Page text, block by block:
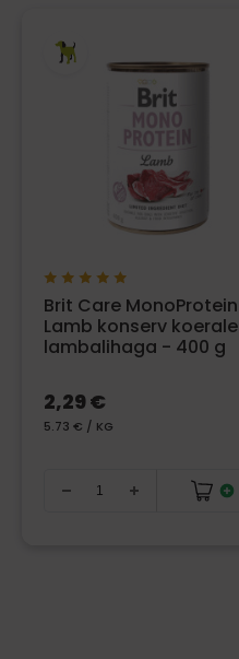
Brit Care MonoProtein
Lamb konserv koerale
lambalihaga - 400 g
2,29 €
5.73 € / KG